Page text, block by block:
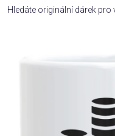
Rodina
Hledáte originální dárek pro